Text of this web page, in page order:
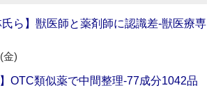
氏ら】獣医師と薬剤師に認識差‐獣医療専
金)
OTC類似薬で中間整理‐77成分1042品